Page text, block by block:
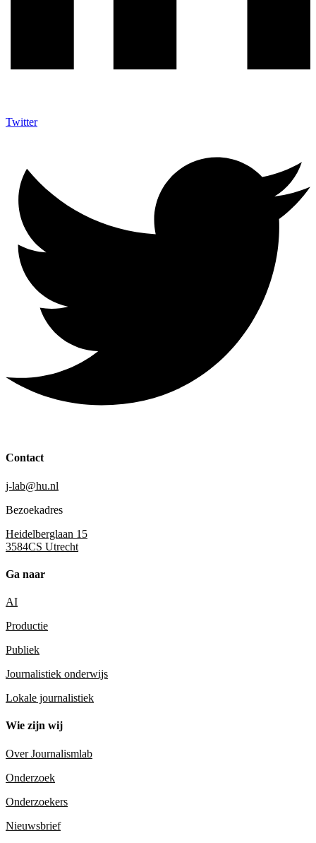
Twitter
Contact
j-lab@hu.nl
Bezoekadres
Heidelberglaan 15
3584CS Utrecht
Ga naar
AI
Productie
Publiek
Journalistiek onderwijs
Lokale journalistiek
Wie zijn wij
Over Journalismlab
Onderzoek
Onderzoekers
Nieuwsbrief